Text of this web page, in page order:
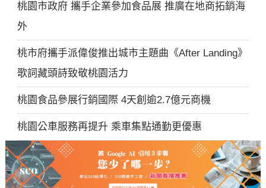
桃園市政府 攜手企業參加食品展 推廣在地商拓銷海
外
桃市府攜手派偉俊推出城市主題曲《After Landing》
歌詞藏頭詩致敬桃園活力
桃園食品參展行銷國際 4天創逾2.7億元商機
桃園公車服務再提升 乘車集點通勤更優惠